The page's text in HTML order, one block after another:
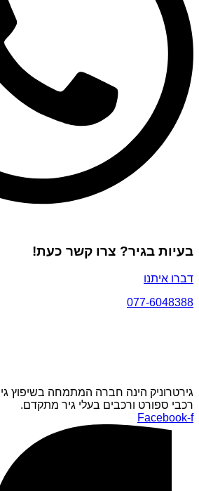
בעיות בגיר? צרו קשר כעת!
דברו איתנו
077-6048388
גירטרוניק הינה חברה המתמחה בשיפוץ
רכבי ספורט ורכבים בעלי גיר מתקדם.
Facebook-f